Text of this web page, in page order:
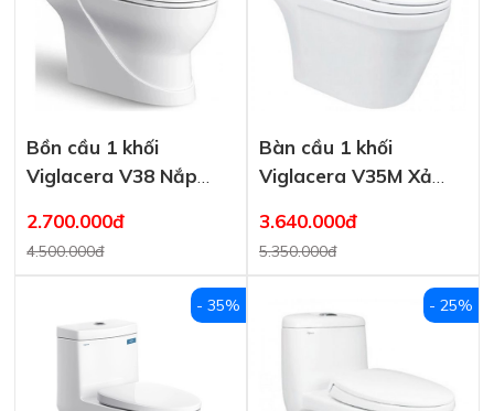
Bồn cầu 1 khối
Viglacera V38 Nắp
2.700.000đ
4.500.000đ
Bàn cầu 1 khối
Viglacera V35M Xả
3.640.000đ
5.350.000đ
- 35% - 25%